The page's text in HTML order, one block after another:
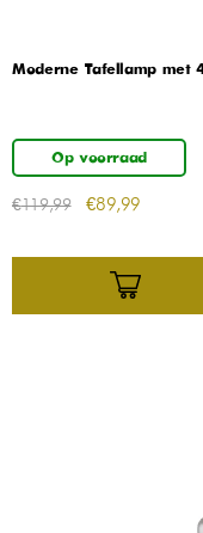
Moderne Tafellamp met
Op voorraad
€119,99 €89,99